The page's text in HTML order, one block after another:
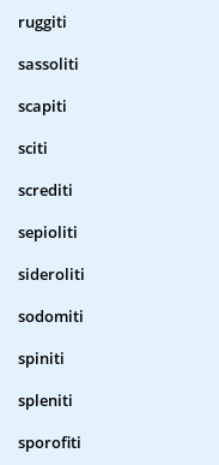
ruggiti
sassoliti
scapiti
sciti
screditi
sepioliti
sideroliti
sodomiti
spiniti
spleniti
sporofiti